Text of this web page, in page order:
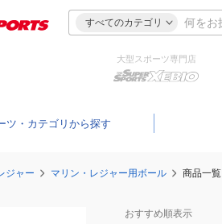
すべてのカテゴリ
大型スポーツ専門店
ツ・カテゴリ
ジャー マリン・レジャー用ボール 商品一覧
おすすめ順表示